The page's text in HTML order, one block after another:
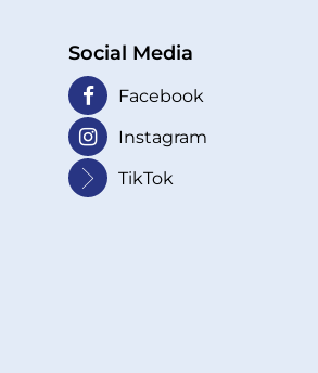
Social Media
Facebook
Instagram
TikTok